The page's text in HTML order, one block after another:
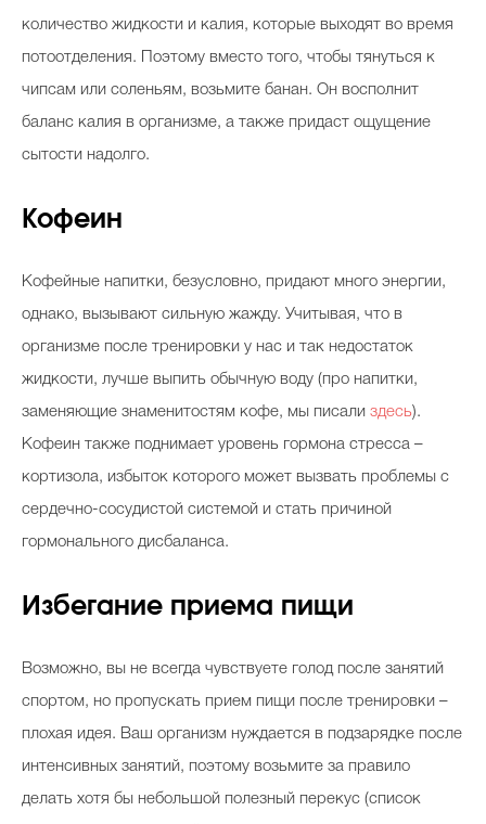
количество жидкости и калия, которые выходят во время
потоотделения. Поэтому вместо того, чтобы тянуться к
чипсам или соленьям, возьмите банан. Он восполнит
баланс калия в организме, а также придаст ощущение
сытости надолго.
Кофеин
Кофейные напитки, безусловно, придают много энергии,
однако, вызывают сильную жажду. Учитывая, что в
организме после тренировки у нас и так недостаток
жидкости, лучше выпить обычную воду (про напитки,
заменяющие знаменитостям кофе, мы писали здесь).
Кофеин также поднимает уровень гормона стресса –
кортизола, избыток которого может вызвать проблемы с
сердечно-сосудистой системой и стать причиной
гормонального дисбаланса.
Избегание приема пищи
Возможно, вы не всегда чувствуете голод после занятий
спортом, но пропускать прием пищи после тренировки –
плохая идея. Ваш организм нуждается в подзарядке после
интенсивных занятий, поэтому возьмите за правило
делать хотя бы небольшой полезный перекус (список